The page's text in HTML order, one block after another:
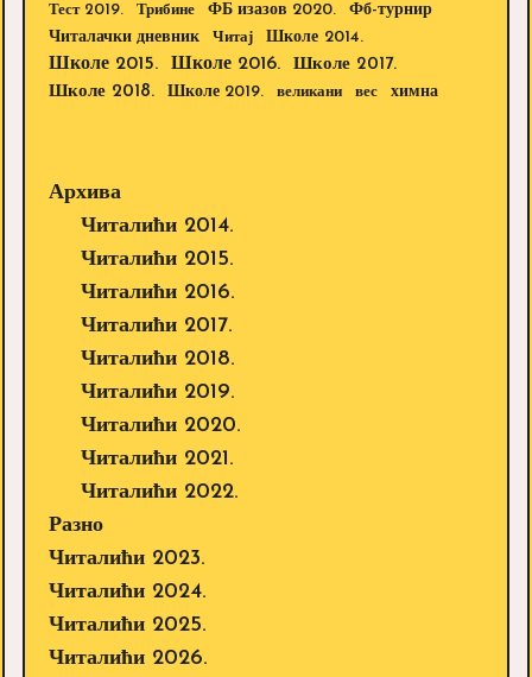
Тест 2019.
Трибине ФБ изазов 2020.
Фб-турнир
Читалачки дневник
Читај Школе 2014.
Школе 2015. Школе 2016.
Школе 2017.
Школе 2018.
Школе 2019. великани вес химна
Архива
Читалићи 2014.
Читалићи 2015.
Читалићи 2016.
Читалићи 2017.
Читалићи 2018.
Читалићи 2019.
Читалићи 2020.
Читалићи 2021.
Читалићи 2022.
Разно
Читалићи 2023.
Читалићи 2024.
Читалићи 2025.
Читалићи 2026.